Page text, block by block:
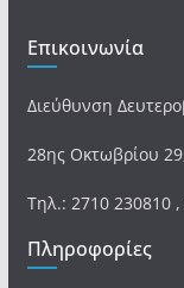
Επικοινωνία
Διεύθυνση
28ης Οκτωβρίου
Τηλ.: 2710 230810
Πληροφορίες